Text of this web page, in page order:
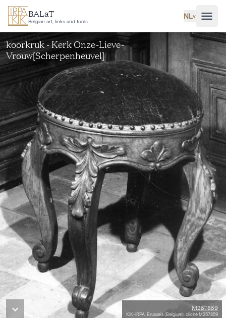
Ga naar hoofdinhoud
BALaT
Belgian art, links and tools
NL˅
koorkruk - Kerk Onze-Lieve-
Vrouw[Scherpenheuvel]
M257859
KIK-IRPA, Brussels (Belgium), cliché M257859